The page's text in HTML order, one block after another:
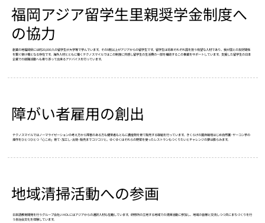
福岡アジア留学生里親奨学金制度へ
の協力
創業の地福岡県には約20,000人の留学生が大学等で学んでいます。その9割以上がアジアからの留学生です。留学生は将来それぞれ国を担う有望な人材であり、我が国との友好関係
を繋ぐ架け橋となる存在です。海外人材とともに働くテクノスマイルではこの制度に共感し留学生の生活費の一部を補助するこの事業をサポートしています。支援した留学生の日本
企業での就職活動へも寄り添って出来るアドバイスを行っています。​​
障がい者雇用の創出
テクノスマイルではノーマライゼーションの考え方から障害のある方も健常者もともに農産物を育て販売する取組を行っています。きくらげの菌床栽培はじめ自然薯･ヤーコン芋の
畑作をひとつひとつ「心こめ」育て･加工し･出荷･販売までコツコツと。ゆくゆくはそれらの野菜を使ったレストランもつくりたいとチャレンジの夢は膨らみます。
地域清掃活動への参画
日本語教育開発を行うグループ会社J-HOLにはアジアからの通訳人材も在籍しています。研修所の立地する地域での清掃活動に参加し、地域の皆様と交流しつつ共にまちづくりを行
う自治会文化を体験しています。